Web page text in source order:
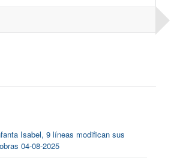
Isabel, 9 líneas modifican sus
04-08-2025